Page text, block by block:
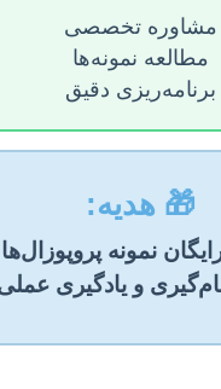
مشاوره تخصصی
مطالعه نمونه‌ها
برنامه‌ریزی دقیق
🎁 هدیه:
نمونه پروپوزال‌ها
و یادگیری